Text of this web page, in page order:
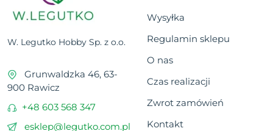
W. Legutko Hobby Sp. z o.o.
Grunwaldzka 46, 63-
900 Rawicz
+48 603 568 347
esklep@legutko.com.pl
Wysyłka
Regulamin sklepu
O nas
Czas realizacji
Zwrot zamówień
Kontakt